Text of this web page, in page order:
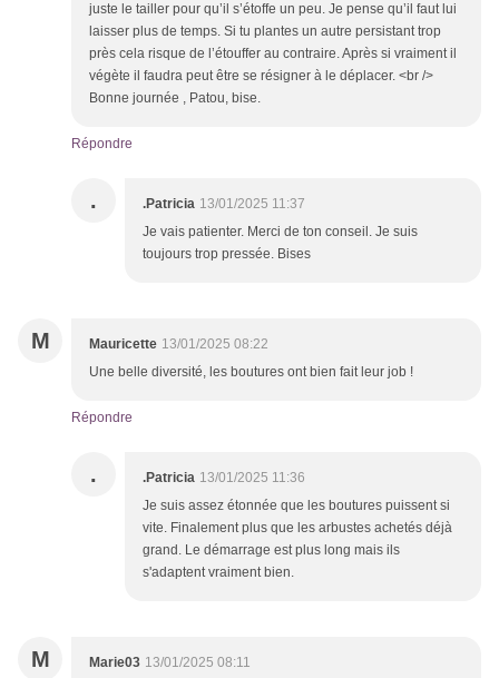
juste le tailler pour qu’il s’étoffe un peu. Je pense qu’il faut lui
laisser plus de temps. Si tu plantes un autre persistant trop
près cela risque de l’étouffer au contraire. Après si vraiment il
végète il faudra peut être se résigner à le déplacer. <br />
Bonne journée , Patou, bise.
Répondre
. .Patricia 13/01/2025 11:37
Je vais patienter. Merci de ton conseil. Je suis
toujours trop pressée. Bises
M Mauricette 13/01/2025 08:22
Une belle diversité, les boutures ont bien fait leur job !
Répondre
. .Patricia 13/01/2025 11:36
Je suis assez étonnée que les boutures puissent si
vite. Finalement plus que les arbustes achetés déjà
grand. Le démarrage est plus long mais ils
s'adaptent vraiment bien.
M Marie03 13/01/2025 08:11